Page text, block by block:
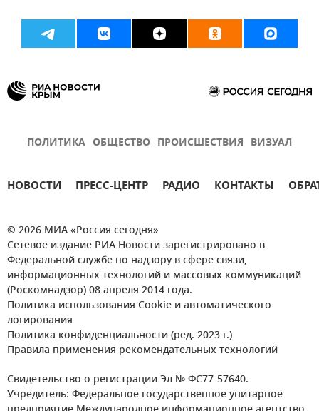
ПОЛИТИКА ОБЩЕСТВО ПРОИСШЕСТВИЯ ВИЗУАЛ
НОВОСТИ ПРЕСС-ЦЕНТР РАДИО КОНТАКТЫ
© 2026 МИА «Россия сегодня»
Сетевое издание РИА Новости зарегистрировано в
Федеральной службе по надзору в сфере связи,
информационных технологий и массовых коммуникаций
(Роскомнадзор) 08 апреля 2014 года.
Политика использования Cookie и автоматического
логирования
Политика конфиденциальности (ред. 2023 г.)
Правила применения рекомендательных технологий
Свидетельство о регистрации Эл № ФС77-57640.
Учредитель: Федеральное государственное унитарное